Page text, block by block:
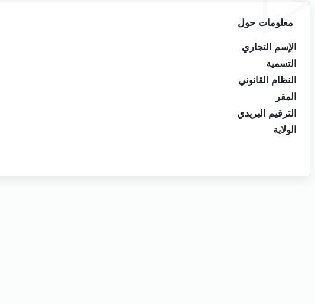
معلومات حول
الإسم التجاري
التسمية
النظام القانوني
المقر
الترقيم البريدي
الولاية